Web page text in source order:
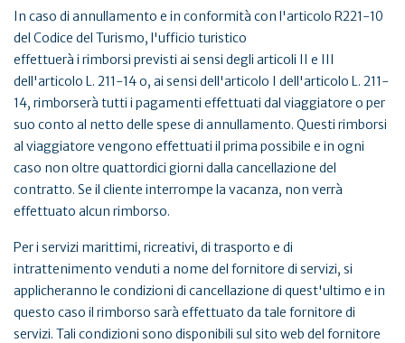
In caso di annullamento e in conformità con l'articolo R221-10
del Codice del Turismo, l'ufficio turistico
effettuerà i rimborsi previsti ai sensi degli articoli II e III
dell'articolo L. 211-14 o, ai sensi dell'articolo I dell'articolo L. 211-
14, rimborserà tutti i pagamenti effettuati dal viaggiatore o per
suo conto al netto delle spese di annullamento. Questi rimborsi
al viaggiatore vengono effettuati il prima possibile e in ogni
caso non oltre quattordici giorni dalla cancellazione del
contratto. Se il cliente interrompe la vacanza, non verrà
effettuato alcun rimborso.
Per i servizi marittimi, ricreativi, di trasporto e di
intrattenimento venduti a nome del fornitore di servizi, si
applicheranno le condizioni di cancellazione di quest'ultimo e in
questo caso il rimborso sarà effettuato da tale fornitore di
servizi. Tali condizioni sono disponibili sul sito web del fornitore